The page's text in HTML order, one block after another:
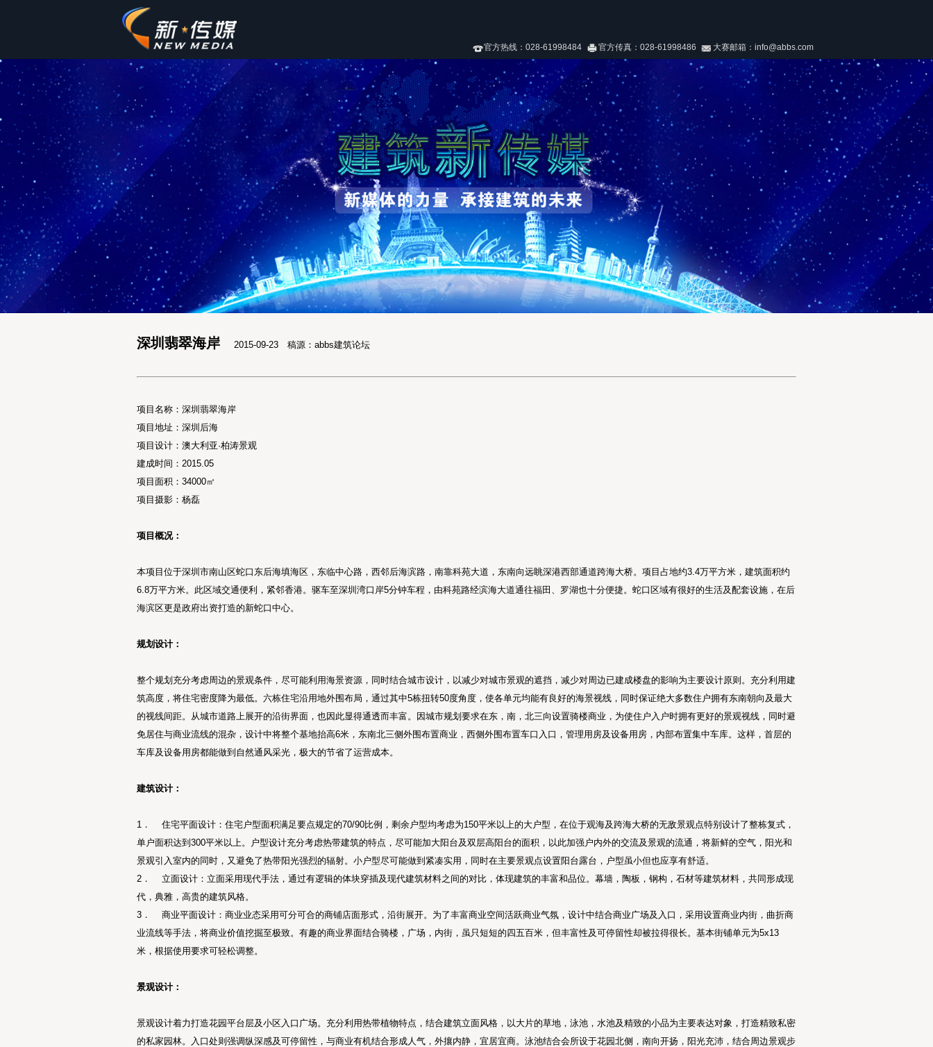
官方热线：028-61998484 官方传真：028-61998486 大赛邮箱：info@abbs.com
深圳翡翠海岸 2015-09-23 稿源：abbs建筑论坛
项目名称：深圳翡翠海岸
项目地址：深圳后海
项目设计：澳大利亚·柏涛景观
建成时间：2015.05
项目面积：34000㎡
项目摄影：杨磊
项目概况：
本项目位于深圳市南山区蛇口东后海填海区，东临中心路，西邻后海滨路，南靠科苑大道，东南向远眺深港西部通道跨海大桥。项目占地约3.4万平方米，建筑面积约
6.8万平方米。此区域交通便利，紧邻香港。驱车至深圳湾口岸5分钟车程，由科苑路经滨海大道通往福田、罗湖也十分便捷。蛇口区域有很好的生活及配套设施，在后
海滨区更是政府出资打造的新蛇口中心。
规划设计：
整个规划充分考虑周边的景观条件，尽可能利用海景资源，同时结合城市设计，以减少对城市景观的遮挡，减少对周边已建成楼盘的影响为主要设计原则。充分利用建
筑高度，将住宅密度降为最低。六栋住宅沿用地外围布局，通过其中5栋扭转50度角度，使各单元均能有良好的海景视线，同时保证绝大多数住户拥有东南朝向及最大
的视线间距。从城市道路上展开的沿街界面，也因此显得通透而丰富。因城市规划要求在东，南，北三向设置骑楼商业，为使住户入户时拥有更好的景观视线，同时避
免居住与商业流线的混杂，设计中将整个基地抬高6米，东南北三侧外围布置商业，西侧外围布置车口入口，管理用房及设备用房，内部布置集中车库。这样，首层的
车库及设备用房都能做到自然通风采光，极大的节省了运营成本。
建筑设计：
1． 住宅平面设计：住宅户型面积满足要点规定的70/90比例，剩余户型均考虑为150平米以上的大户型，在位于观海及跨海大桥的无敌景观点特别设计了整栋复式，
单户面积达到300平米以上。户型设计充分考虑热带建筑的特点，尽可能加大阳台及双层高阳台的面积，以此加强户内外的交流及景观的流通，将新鲜的空气，阳光和
景观引入室内的同时，又避免了热带阳光强烈的辐射。小户型尽可能做到紧凑实用，同时在主要景观点设置阳台露台，户型虽小但也应享有舒适。
2． 立面设计：立面采用现代手法，通过有逻辑的体块穿插及现代建筑材料之间的对比，体现建筑的丰富和品位。幕墙，陶板，钢构，石材等建筑材料，共同形成现
代，典雅，高贵的建筑风格。
3． 商业平面设计：商业业态采用可分可合的商铺店面形式，沿街展开。为了丰富商业空间活跃商业气氛，设计中结合商业广场及入口，采用设置商业内街，曲折商
业流线等手法，将商业价值挖掘至极致。有趣的商业界面结合骑楼，广场，内街，虽只短短的四五百米，但丰富性及可停留性却被拉得很长。基本街铺单元为5x13
米，根据使用要求可轻松调整。
景观设计：
景观设计着力打造花园平台层及小区入口广场。充分利用热带植物特点，结合建筑立面风格，以大片的草地，泳池，水池及精致的小品为主要表达对象，打造精致私密
的私家园林。入口处则强调纵深感及可停留性，与商业有机结合形成人气，外攘内静，宜居宜商。泳池结合会所设于花园北侧，南向开扬，阳光充沛，结合周边景观步